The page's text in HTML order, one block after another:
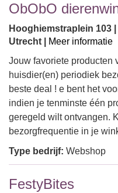
ObObO
Hooghiemstraplein 103 |
Utrecht |
Meer informatie
Jouw favoriete producten
huisdier(en) periodiek
beste deal ! e bent het
indien je tenminste één
geregeld wilt ontvangen.
bezorgfrequentie in je
Type bedrijf: Webshop
FestyBites